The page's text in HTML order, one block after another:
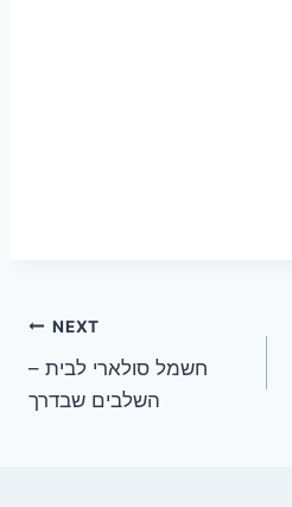
NEXT
חשמל סולארי לבית –
השלבים שבדרך